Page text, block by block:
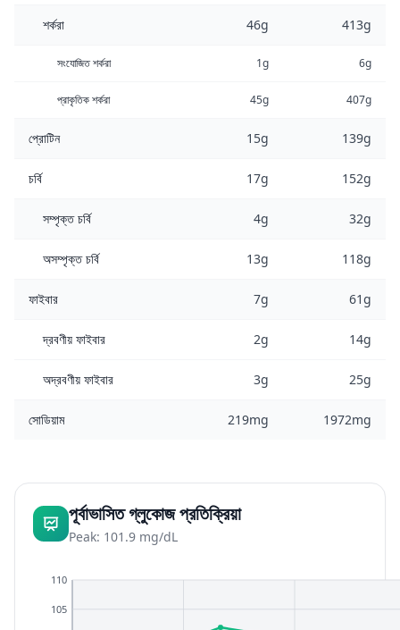
শর্করা 46g 413g
সংযোজিত শর্করা 1g 6g
প্রাকৃতিক শর্করা 45g 407g
প্রোটিন 15g 139g
চর্বি 17g 152g
সম্পৃক্ত চর্বি 4g 32g
অসম্পৃক্ত চর্বি 13g 118g
ফাইবার 7g 61g
দ্রবণীয় ফাইবার 2g 14g
অদ্রবণীয় ফাইবার 3g 25g
সোডিয়াম 219mg 1972mg
পূর্বাভাসিত গ্লুকোজ প্রতিক্রিয়া
Peak: 101.9 mg/dL
105
110